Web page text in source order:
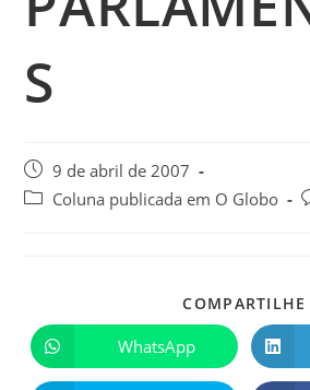
S
9 de abril de 2007
Coluna publicada em O Globo
COMPARTILHE
WhatsApp